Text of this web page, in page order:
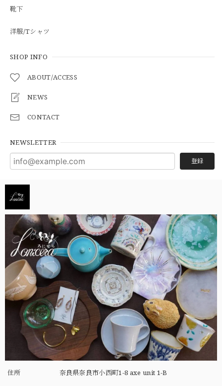
靴下
洋服/Tシャツ
SHOP INFO
ABOUT/ACCESS
NEWS
CONTACT
NEWSLETTER
登録
住所 奈良県奈良市小西町1-8 axe unit 1-B